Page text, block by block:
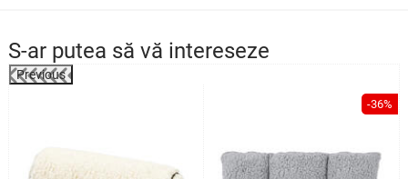
S-ar putea să vă intereseze
Previous
-36%